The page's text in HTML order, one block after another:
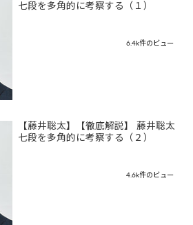
七段を多角的に考察する（１）
6.4k件のビュー
【藤井聡太】【徹底解説】 藤井聡太
七段を多角的に考察する（２）
4.6k件のビュー